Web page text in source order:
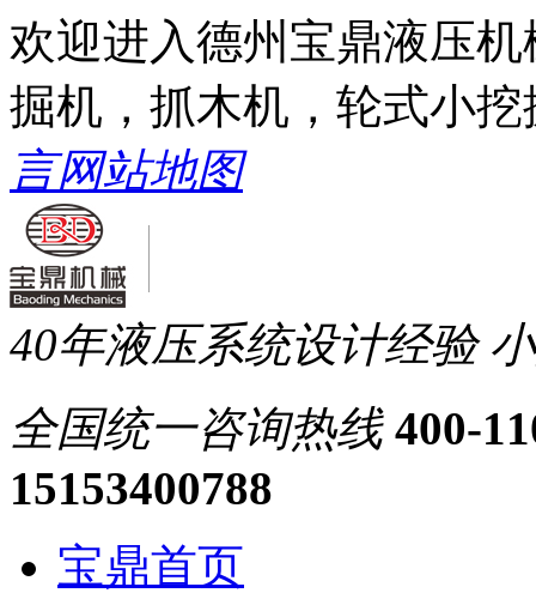
欢迎进入德州宝鼎液压
掘机，抓木机，轮式小
言网站地图
40年液压系统设计经验
全国统一咨询热线 400-
15153400788
宝鼎首页